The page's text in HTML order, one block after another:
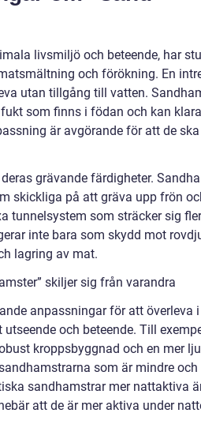
livsmiljö och beteende, har
och förökning. En
utan tillgång till vatten.
som finns i födan och kan
är avgörande för att de
grävande färdigheter.
skickliga på att gräva upp frön
tunnelsystem som sträcker sig
inte bara som skydd mot
lagring av mat.
skiljer sig från varandra
anpassningar för att överleva i
och beteende. Till
kroppsbyggnad och en mer
som är mindre och
sandhamstrar mer nattaktiva
att de är mer aktiva under